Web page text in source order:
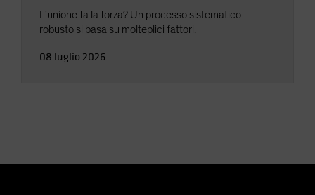
L'unione fa la forza? Un processo sistematico
robusto si basa su molteplici fattori.
08 luglio 2026